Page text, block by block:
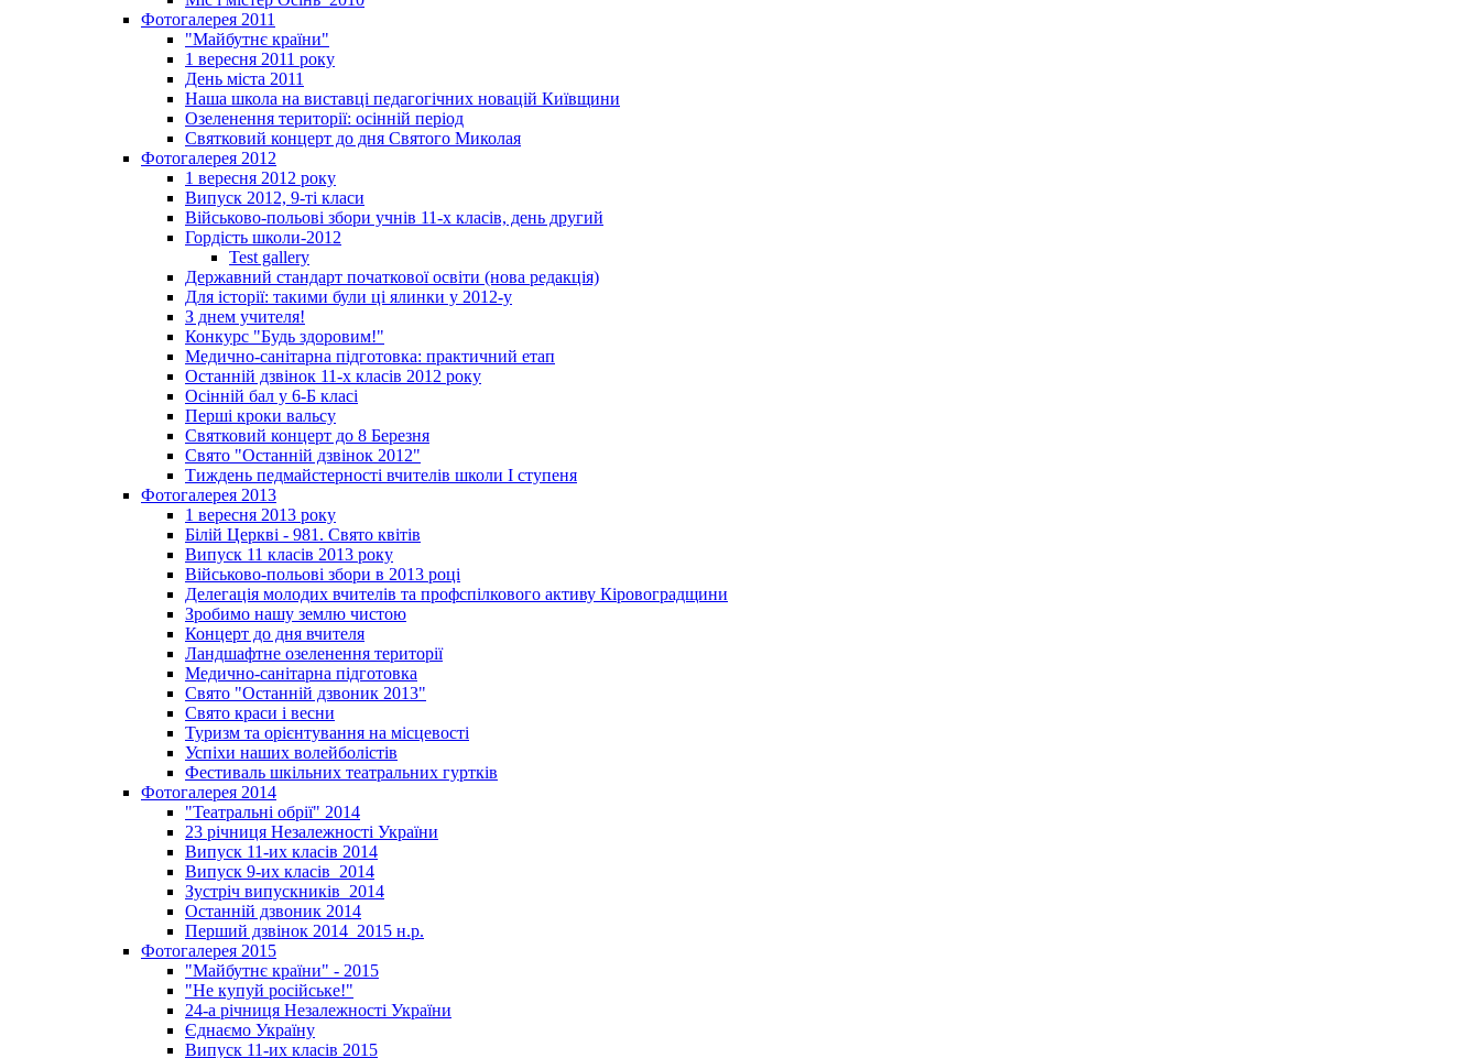
Фотогалерея 2011
"Майбутнє країни"
1 вересня 2011 року
День міста 2011
Наша школа на виставці педагогічних новацій Київщини
Озеленення території: осінній період
Святковий концерт до дня Святого Миколая
Фотогалерея 2012
1 вересня 2012 року
Випуск 2012, 9-ті класи
Військово-польові збори учнів 11-х класів, день другий
Гордість школи-2012
Test gallery
Державний стандарт початкової освіти (нова редакція)
Для історії: такими були ці ялинки у 2012-у
З днем учителя!
Конкурс "Будь здоровим!"
Медично-санітарна підготовка: практичний етап
Останній дзвінок 11-х класів 2012 року
Осінній бал у 6-Б класі
Перші кроки вальсу
Святковий концерт до 8 Березня
Свято "Останній дзвінок 2012"
Тиждень педмайстерності вчителів школи І ступеня
Фотогалерея 2013
1 вересня 2013 року
Білій Церкві - 981. Свято квітів
Випуск 11 класів 2013 року
Військово-польові збори в 2013 році
Делегація молодих вчителів та профспілкового активу Кіровоградщини
Зробимо нашу землю чистою
Концерт до дня вчителя
Ландшафтне озеленення території
Медично-санітарна підготовка
Свято "Останній дзвоник 2013"
Свято краси і весни
Туризм та орієнтування на місцевості
Успіхи наших волейболістів
Фестиваль шкільних театральних гуртків
Фотогалерея 2014
"Театральні обрії" 2014
23 річниця Незалежності України
Випуск 11-их класів 2014
Випуск 9-их класів_2014
Зустріч випускників_2014
Останній дзвоник 2014
Перший дзвінок 2014_2015 н.р.
Фотогалерея 2015
"Майбутнє країни" - 2015
"Не купуй російське!"
24-а річниця Незалежності України
Єднаємо Україну
Випуск 11-их класів 2015